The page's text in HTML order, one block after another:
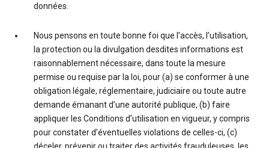
données.
Nous pensons en toute bonne foi que l’accès, l’utilisation,
la protection ou la divulgation desdites informations est
raisonnablement nécessaire, dans toute la mesure
permise ou requise par la loi, pour (a) se conformer à une
obligation légale, réglementaire, judiciaire ou toute autre
demande émanant d’une autorité publique, (b) faire
appliquer les Conditions d’utilisation en vigueur, y compris
pour constater d’éventuelles violations de celles-ci, (c)